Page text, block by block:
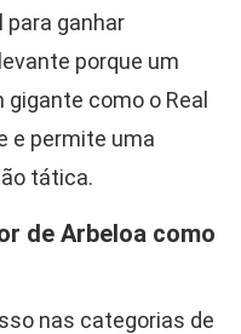
para ganhar
porque um
como o Real
e permite uma
tática.
de Arbeloa como
nas categorias de